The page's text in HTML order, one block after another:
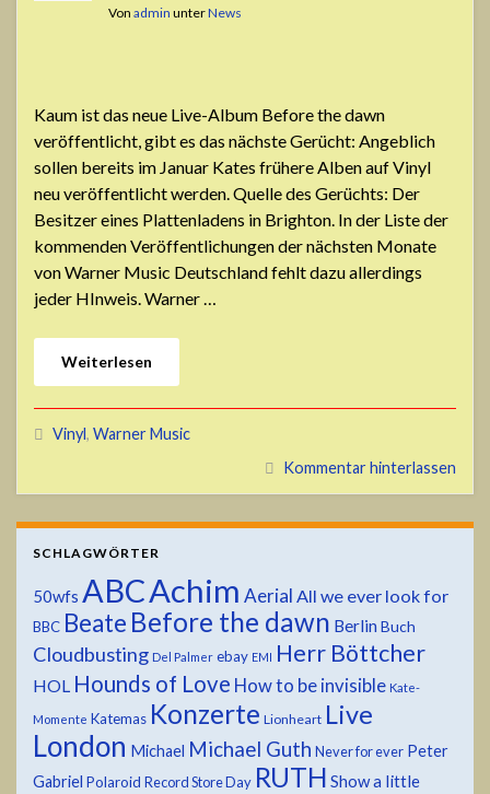
Von admin unterNews
Kaum ist das neue Live-Album Before the dawn
veröffentlicht, gibt es das nächste Gerücht: Angeblich
sollen bereits im Januar Kates frühere Alben auf Vinyl
neu veröffentlicht werden. Quelle des Gerüchts: Der
Besitzer eines Plattenladens in Brighton. In der Liste der
kommenden Veröffentlichungen der nächsten Monate
von Warner Music Deutschland fehlt dazu allerdings
jeder HInweis. Warner …
Weiterlesen
Vinyl, Warner Music
Kommentar hinterlassen
SCHLAGWÖRTER
50wfs ABCAchim Aerial All we ever look for
BBC Beate Before the dawn Berlin Buch
Cloudbusting Del Palmer ebay EMI Herr Böttcher
HOL Hounds of Love How to be invisible Kate-
Momente Katemas Konzerte Lionheart Live
London Michael Michael Guth Never for ever Peter
Gabriel Polaroid Record Store Day RUTH Show a little